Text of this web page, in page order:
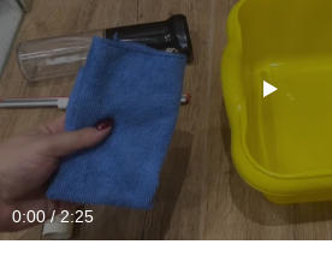
0:00 / 2:25